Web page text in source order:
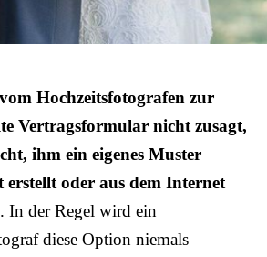
Hochzeitsfotografen zur
Vertragsformular nicht zusagt,
ihm ein eigenes Muster
erstellt oder aus dem Internet
. In der Regel wird ein
diese Option niemals